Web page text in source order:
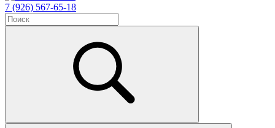
7 (926) 567-65-18